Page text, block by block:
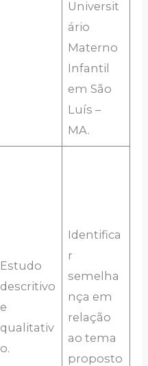
Universit
ário
Materno
Infantil
em São
Luís –
MA.
Estudo
descritivo
e
qualitativ
o.
Identifica
r
semelha
nça em
relação
ao tema
proposto